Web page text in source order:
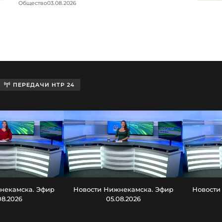
Общество03.08.2026
ПЕРЕДАЧИ НТР 24
Эфир
Новости Нижнекамска. Эфир
05.08.2026